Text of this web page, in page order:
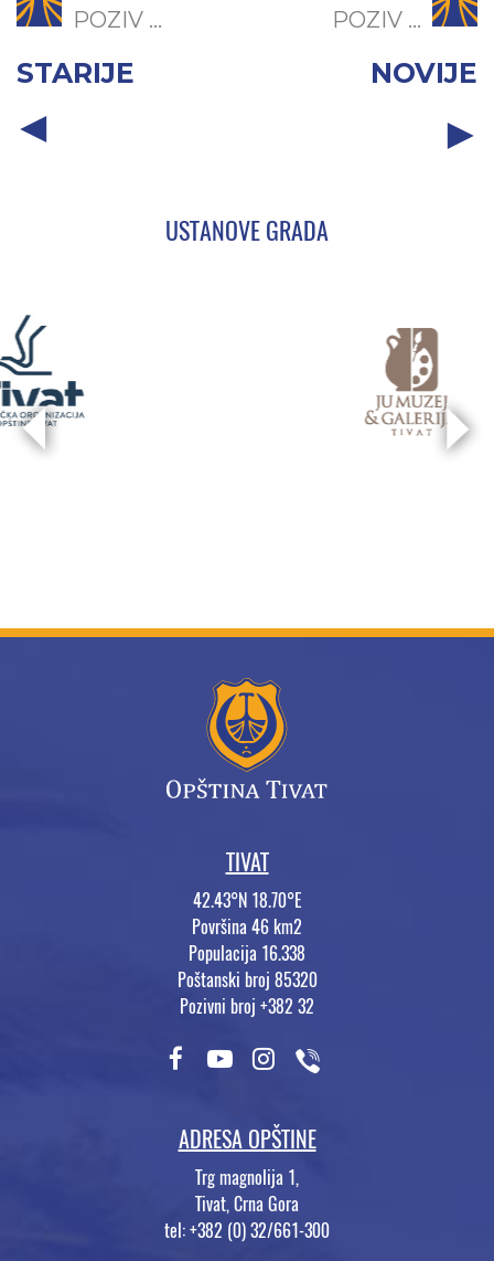
POZIV ...
STARIJE
POZIV ...
NOVIJE
USTANOVE GRADA
TIVAT
42.43°N 18.70°E
Površina 46 km2
Populacija 16.338
Poštanski broj 85320
Pozivni broj +382 32
ADRESA OPŠTINE
Trg magnolija 1,
Tivat, Crna Gora
tel: +382 (0) 32/661-300